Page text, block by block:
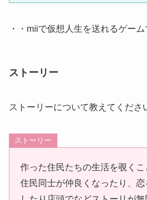
・・miiで仮想人生を送れるゲーム
ストーリー
ストーリーについて教えてくださ
ストーリー
作った住民たちの生活を覗くこ
住民同士が仲良くなったり、